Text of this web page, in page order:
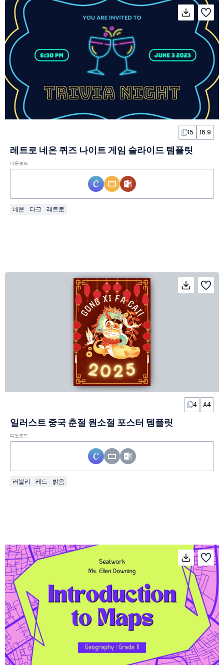
15 16:9
레트로 네온 퀴즈 나이트 게임 슬라이드 템플릿
다운로드
네온 다크 레트로
4 A4
일러스트 중국 춘절 원소절 포스터 템플릿
다운로드
러블리 레드 밝음